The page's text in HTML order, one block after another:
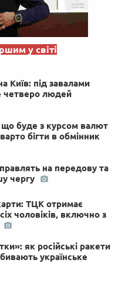
у світі
Київ: під завалами
четверо людей
що буде з курсом валют
бігти в обмінник
на передову та
чергу
ТЦК отримає
чоловіків, включно з
як російські ракети
українське